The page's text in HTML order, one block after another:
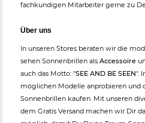
fachkundigen Mitarbeiter gerne zu
Über uns
In unseren Stores beraten wir die
sehen Sonnenbrillen als Accessoire
auch das Motto: "SEE AND BE SEEN".
möglichen Modelle anprobieren und
Sonnenbrillen kaufen. Mit unseren
dem Gratis Versand machen wir Dir